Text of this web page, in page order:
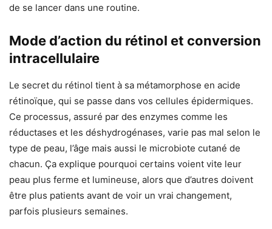
de se lancer dans une routine.
Mode d’action du rétinol et conversion
intracellulaire
Le secret du rétinol tient à sa métamorphose en acide
rétinoïque, qui se passe dans vos cellules épidermiques.
Ce processus, assuré par des enzymes comme les
réductases et les déshydrogénases, varie pas mal selon le
type de peau, l’âge mais aussi le microbiote cutané de
chacun. Ça explique pourquoi certains voient vite leur
peau plus ferme et lumineuse, alors que d’autres doivent
être plus patients avant de voir un vrai changement,
parfois plusieurs semaines.